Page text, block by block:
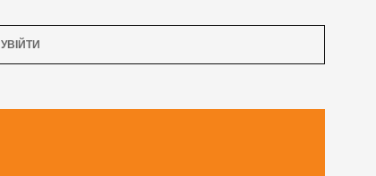
УВІЙТИ